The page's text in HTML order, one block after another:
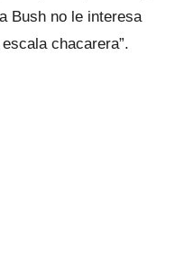
Bush no le interesa
chacarera”.